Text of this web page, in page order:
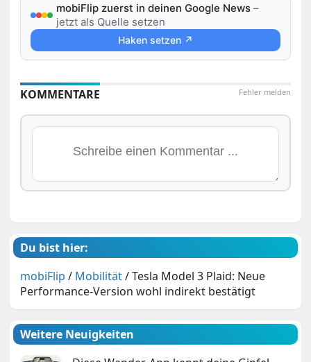
mobiFlip zuerst in deinen Google News –
jetzt als Quelle setzen
Haken setzen ↗
Fehler melden
KOMMENTARE
Du bist hier:
mobiFlip / Mobilität/Tesla Model 3 Plaid: Neue
Performance-Version wohl indirekt bestätigt
Weitere Neuigkeiten